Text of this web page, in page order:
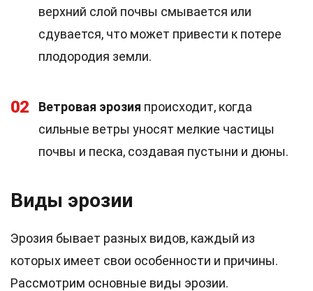
верхний слой почвы смывается или
сдувается, что может привести к потере
плодородия земли.
02 Ветровая эрозия происходит, когда
сильные ветры уносят мелкие частицы
почвы и песка, создавая пустыни и дюны.
Виды эрозии
Эрозия бывает разных видов, каждый из
которых имеет свои особенности и причины.
Рассмотрим основные виды эрозии.